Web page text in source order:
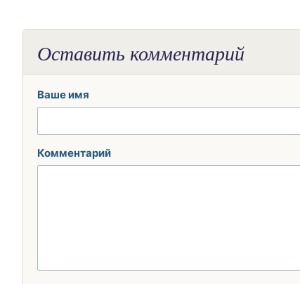
Оставить комментарий
Ваше имя
Комментарий